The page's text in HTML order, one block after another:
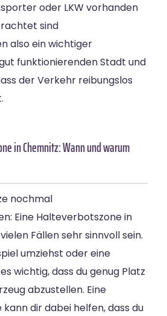
oder LKW vorhanden
sind
also ein wichtiger
funktionierenden Stadt und
der Verkehr reibungslos
in Chemnitz: Wann und warum
nochmal
Eine Halteverbotszone in
Fällen sehr sinnvoll sein.
umziehst oder eine
wichtig, dass du genug Platz
abzustellen. Eine
dir dabei helfen, dass du